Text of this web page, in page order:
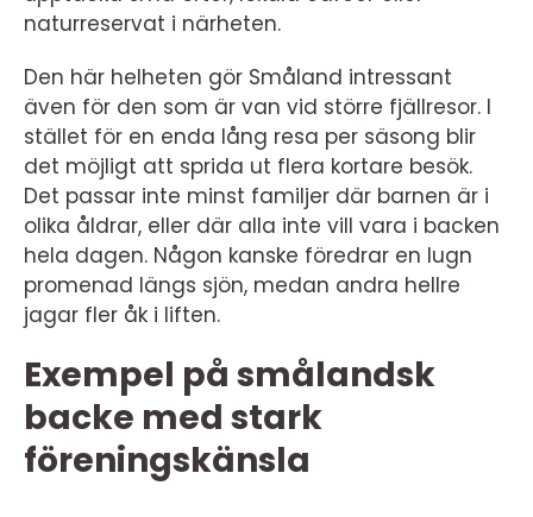
naturreservat i närheten.
Den här helheten gör Småland intressant
även för den som är van vid större fjällresor. I
stället för en enda lång resa per säsong blir
det möjligt att sprida ut flera kortare besök.
Det passar inte minst familjer där barnen är i
olika åldrar, eller där alla inte vill vara i backen
hela dagen. Någon kanske föredrar en lugn
promenad längs sjön, medan andra hellre
jagar fler åk i liften.
Exempel på smålandsk
backe med stark
föreningskänsla